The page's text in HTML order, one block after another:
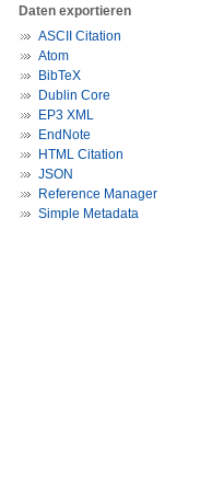
Daten exportieren
ASCII Citation
Atom
BibTeX
Dublin Core
EP3 XML
EndNote
HTML Citation
JSON
Reference Manager
Simple Metadata